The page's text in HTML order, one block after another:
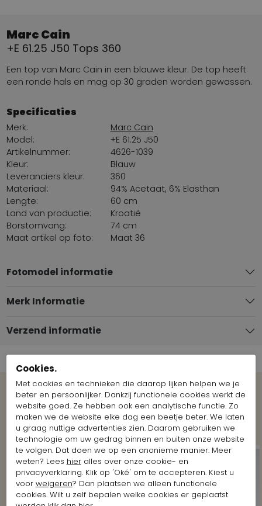
Marc Cain
+E 61.25 J50 Tops 360
Een top van Marc Cain in een blauwe kleur. De top heeft
een ronde hals en mag op 30 graden worden gewassen.
Specificaties
Merk:
Marc Cain
Model:
+E 61.25 J50
Artikelnummer:
4626-1039
Kleur:
Blauw
Leveranciers kleur:
360
Materiaal:
94% Acetaat, 6% Elasthan
Lengte:
60 cm
Land van productie:
Kroatië
Borstomvang:
74 cm
Maat artikel op foto:
Maat 36
Fotomodel informatie
Merk Informatie
Verzend informatie
Bekijk meer Looks van het merk
Marc Cain
Cookies.
Met cookies en technieken die daarop lijken helpen we je
beter en persoonlijker. Dankzij functionele cookies werkt de
website goed. Ze hebben ook een analytische functie. Zo
maken we de website elke dag een beetje beter. We laten
u graag nuttige advertenties zien. Daarom gebruiken we
technologie om uw gedrag binnen en buiten onze website
te volgen. Dat doen we op een anonieme manier. Meer
weten? Lees hieralles over onze cookie- en
privacyverklaring. Klik op 'Oké' om te accepteren. Kiest u
voor weigeren? Dan plaatsen we alleen functionele
cookies. Wilt u zelf bepalen welke cookies er geplaatst